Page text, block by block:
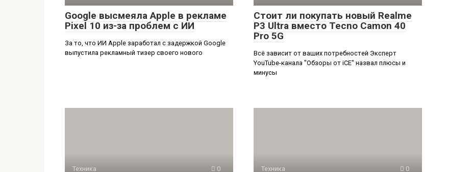
Google высмеяла Apple в рекламе
Pixel 10 из-за проблем с ИИ
За то, что ИИ Apple заработал с задержкой Google
выпустила рекламный тизер своего нового
Стоит ли покупать новый Realme
P3 Ultra вместо Tecno Camon 40
Pro 5G
Всё зависит от ваших потребностей Эксперт
YouTube-канала "Обзоры от iCE" назвал плюсы и
минусы
Техника 0 Техника 0